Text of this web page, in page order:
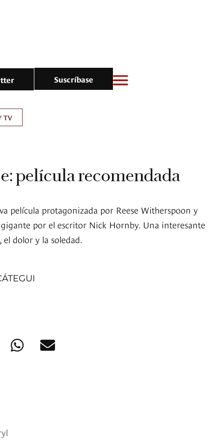
Suscríbase
TV
película recomendada
película protagonizada por Reese Witherspoon y
por el escritor Nick Hornby. Una interesante
dolor y la soledad.